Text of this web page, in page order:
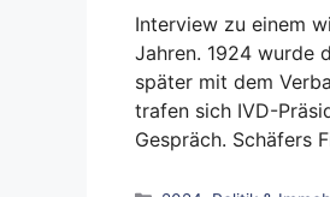
Interview zu einem
Jahren. 1924 wurde
später mit dem
trafen sich IVD-
Gespräch. Schäfers